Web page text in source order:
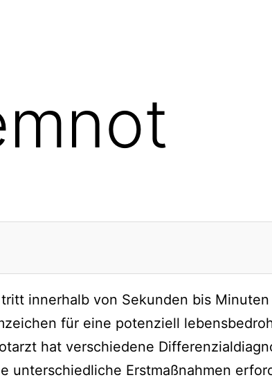
tritt innerhalb von Sekunden bis Minuten
für eine potenziell
hat verschiedene
unterschiedliche Erstmaßnahmen